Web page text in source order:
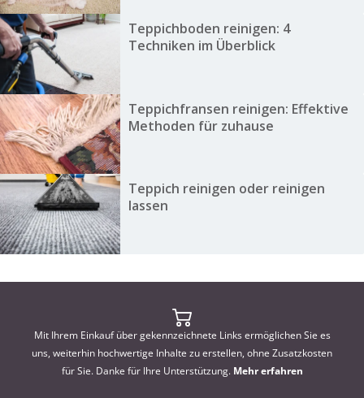
Teppichboden reinigen: 4
Techniken im Überblick
Teppichfransen reinigen: Effektive
Methoden für zuhause
Teppich reinigen oder reinigen
lassen
Mit Ihrem Einkauf über gekennzeichnete Links ermöglichen Sie es
uns, weiterhin hochwertige Inhalte zu erstellen, ohne Zusatzkosten
für Sie. Danke für Ihre Unterstützung. Mehr erfahren